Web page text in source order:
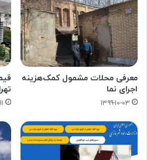
معرفی محلات مشمول کمک‌هزینه
اجرای نما
۱۳۹۹-۱۰-۰۳